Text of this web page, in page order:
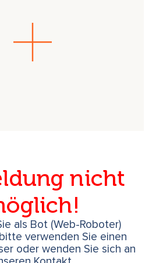
nicht
als Bot (Web-Roboter)
verwenden Sie einen
oder wenden Sie sich an